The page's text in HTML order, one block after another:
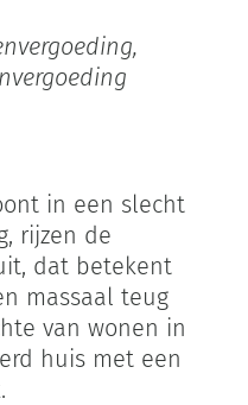
in een slecht
rijzen de
dat betekent
massaal teug
van wonen in
huis met een